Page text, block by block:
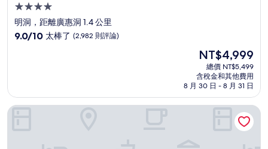
4.0
星
級
明洞，距離廣惠洞 1.4 公里
9.0
太
棒
9.0/10 太棒了 (2,982 則評論)
現
價
格
為
NT$4,999
NT$4,999
總價 NT$5,499
含稅金和其他費用
8 月 30 日 - 8 月 31 日
首爾樂天飯店